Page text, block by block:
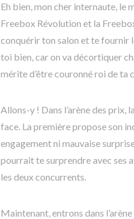
Eh bien, mon cher internaute, le
Freebox Révolution et la
conquérir ton salon et te fournir
toi bien, car on va décortiquer
mérite d’être couronné roi de ta
Allons-y ! Dans l’arène des
face. La première propose son
engagement ni mauvaise
pourrait te surprendre avec ses
les deux concurrents.
Maintenant, entrons dans